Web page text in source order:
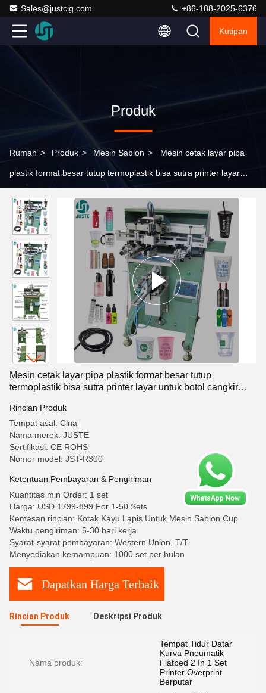
Sales@justcig.com +86-188-2025-6376
Kutipan
Produk
Rumah > Produk > Mesin Sablon > Mesin cetak layar pipa
plastik format besar tutup termoplastik bisa sutra printer layar
Mesin cetak layar pipa plastik format besar tutup
termoplastik bisa sutra printer layar untuk botol cangkir
Rincian Produk
Tempat asal: Cina
Nama merek: JUSTE
Sertifikasi: CE ROHS
Nomor model: JST-R300
Ketentuan Pembayaran & Pengiriman
Kuantitas min Order: 1 set
Harga: USD 1799-899 For 1-50 Sets
Kemasan rincian: Kotak Kayu Lapis Untuk Mesin Sablon Cup
Waktu pengiriman: 5-30 hari kerja
Syarat-syarat pembayaran: Western Union, T/T
Menyediakan kemampuan: 1000 set per bulan
Dapatkan Harga Terbaik
Rincian Produk Deskripsi Produk
Nama produk:
Tempat Tidur Datar
Kurva Pneumatik
Flatbed 2 In 1 Set
Printer Overprint
Berputar